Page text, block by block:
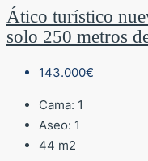
Ático turístico
solo 250 metros
143.000€
Cama: 1
Aseo: 1
44 m2